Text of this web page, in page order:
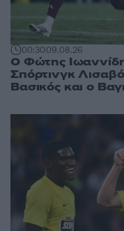
00:3009.08.26
Ο Φώτης
Σπόρτινγκ
Βασικός και ο